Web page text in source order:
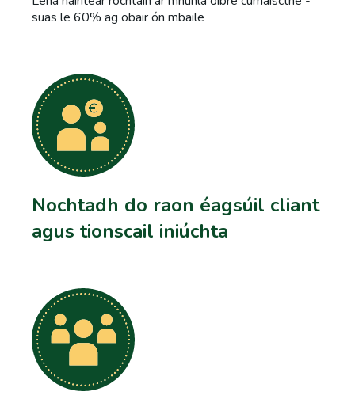
suas le 60% ag obair ón mbaile
Nochtadh do raon éagsúil cliant
agus tionscail iniúchta